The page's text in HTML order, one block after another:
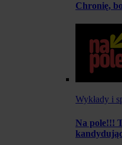
Chronię,
Wykłady i
Na pole!!!